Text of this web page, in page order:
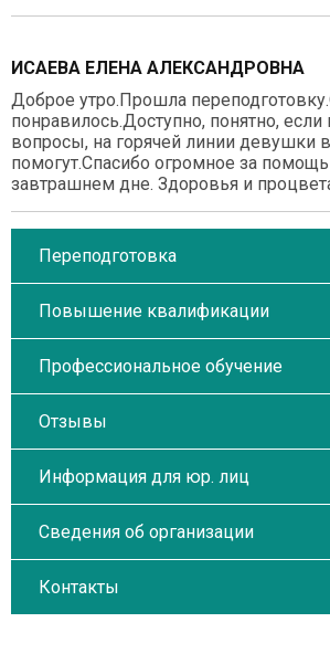
ИСАЕВА ЕЛЕНА АЛЕКСАНДРОВНА
Доброе утро.Прошла
понравилось.Доступно, понятно,
вопросы, на горячей линии девушки
помогут.Спасибо огромное за
завтрашнем дне. Здоровья и
Переподготовка
Повышение квалификации
Профессиональное обучение
Отзывы
Информация для юр. лиц
Сведения об организации
Контакты